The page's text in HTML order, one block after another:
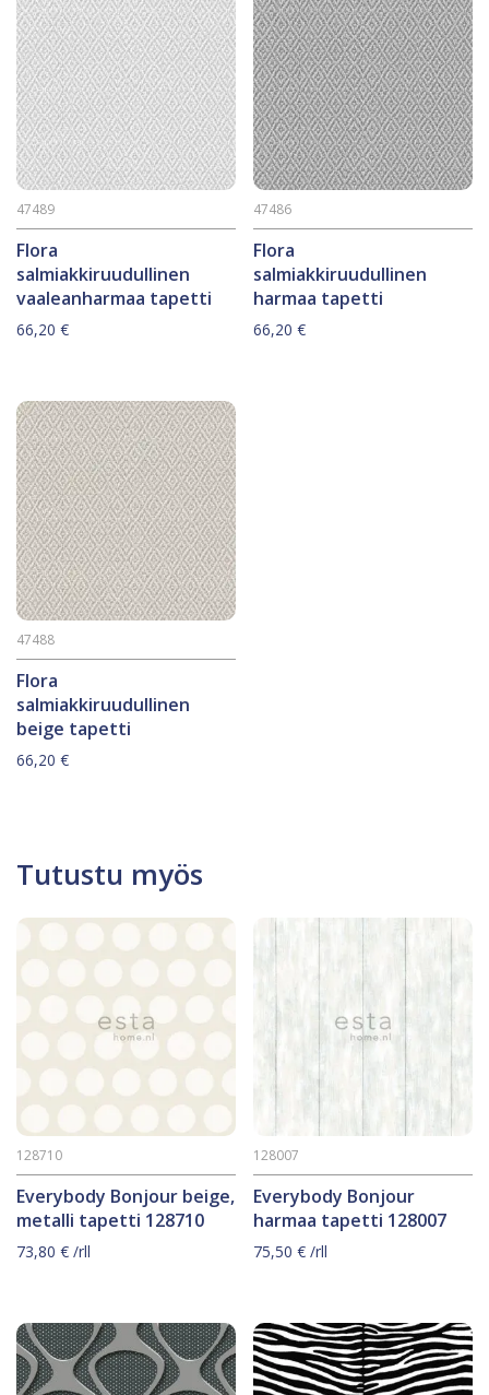
Flora
salmiakkiruudullinen
vaaleanharmaa tapetti
47489
66,20 €
Flora
salmiakkiruudullinen
harmaa tapetti
47486
66,20€
Flora
salmiakkiruudullinen
beige tapetti
47488
66,20 €
Tutustu myös
Everybody Bonjour beige,
metalli tapetti 128710
128710
73,80 € /rll
Everybody Bonjour
harmaa tapetti 128007
128007
75,50€ /rll